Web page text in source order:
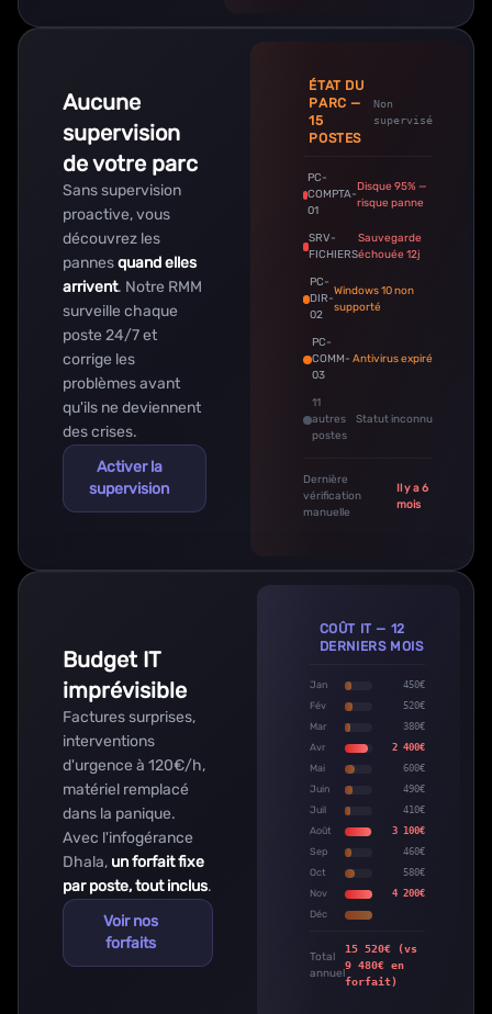
Aucune
supervision
de votre parc
Sans supervision
proactive, vous
découvrez les
pannesquand elles
arrivent. Notre RMM
surveille chaque
poste 24/7 et
corrige les
problèmes avant
qu'ils ne deviennent
des crises.
Activer la
supervision
ÉTAT DU
PARC —
15
POSTES
Non
supervisé
PC-
COMPTA-
01
Disque 95% —
risque panne
SRV-
FICHIERS
Sauvegarde
échouée 12j
PC-
DIR-
02
Windows 10 non
supporté
PC-
COMM-
03
Antivirus expiré
11
autres
postes
Statut inconnu
Dernière
vérification
manuelle
Il y a 6
mois
Budget IT
imprévisible
Factures surprises,
interventions
d'urgence à 120€/h,
matériel remplacé
dans la panique.
Avec l'infogérance
Dhala, un forfait fixe
par poste, tout inclus.
Voir nos
forfaits
COÛT IT — 12
DERNIERS MOIS
Jan
450€
Fév
520€
Mar
380€
Avr
2 400€
Mai
600€
Juin
490€
Juil
410€
Août
3 100€
Sep
460€
Oct
580€
Nov
4 200€
Déc
Total
annuel
15 520€ (vs
9 480€ en
forfait)